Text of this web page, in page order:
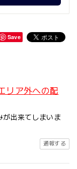
Save
リア外への配
が出来てしまいま
通報する